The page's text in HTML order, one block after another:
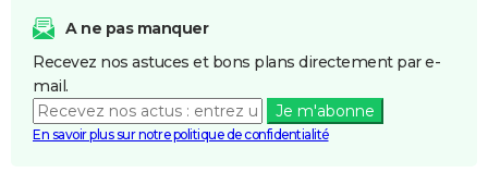
A ne pas manquer
Recevez nos astuces et bons plans directement par e-
mail.
Je m'abonne
En savoir plus sur notre politique de confidentialité